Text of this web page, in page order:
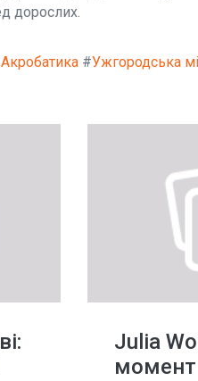
дорослих.
Акробатика #Ужгородська
Julia
момент